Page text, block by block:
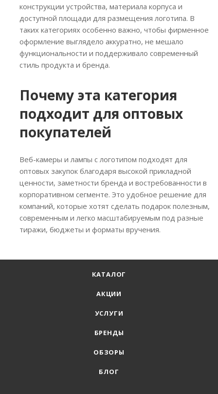
конструкции устройства, материала корпуса и
доступной площади для размещения логотипа. В
таких категориях особенно важно, чтобы фирменное
оформление выглядело аккуратно, не мешало
функциональности и поддерживало современный
стиль продукта и бренда.
Почему эта категория
подходит для оптовых
покупателей
Веб-камеры и лампы с логотипом подходят для
оптовых закупок благодаря высокой прикладной
ценности, заметности бренда и востребованности в
корпоративном сегменте. Это удобное решение для
компаний, которые хотят сделать подарок полезным,
современным и легко масштабируемым под разные
тиражи, бюджеты и форматы вручения.
КАТАЛОГ
АКЦИИ
УСЛУГИ
БРЕНДЫ
ОБЗОРЫ
БЛОГ